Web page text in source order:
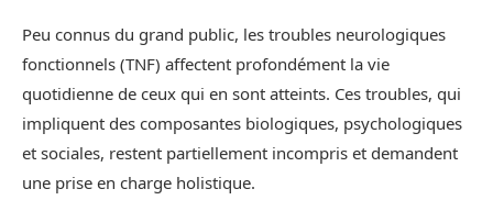
Peu connus du grand public, les troubles neurologiques
fonctionnels (TNF) affectent profondément la vie
quotidienne de ceux qui en sont atteints. Ces troubles, qui
impliquent des composantes biologiques, psychologiques
et sociales, restent partiellement incompris et demandent
une prise en charge holistique.